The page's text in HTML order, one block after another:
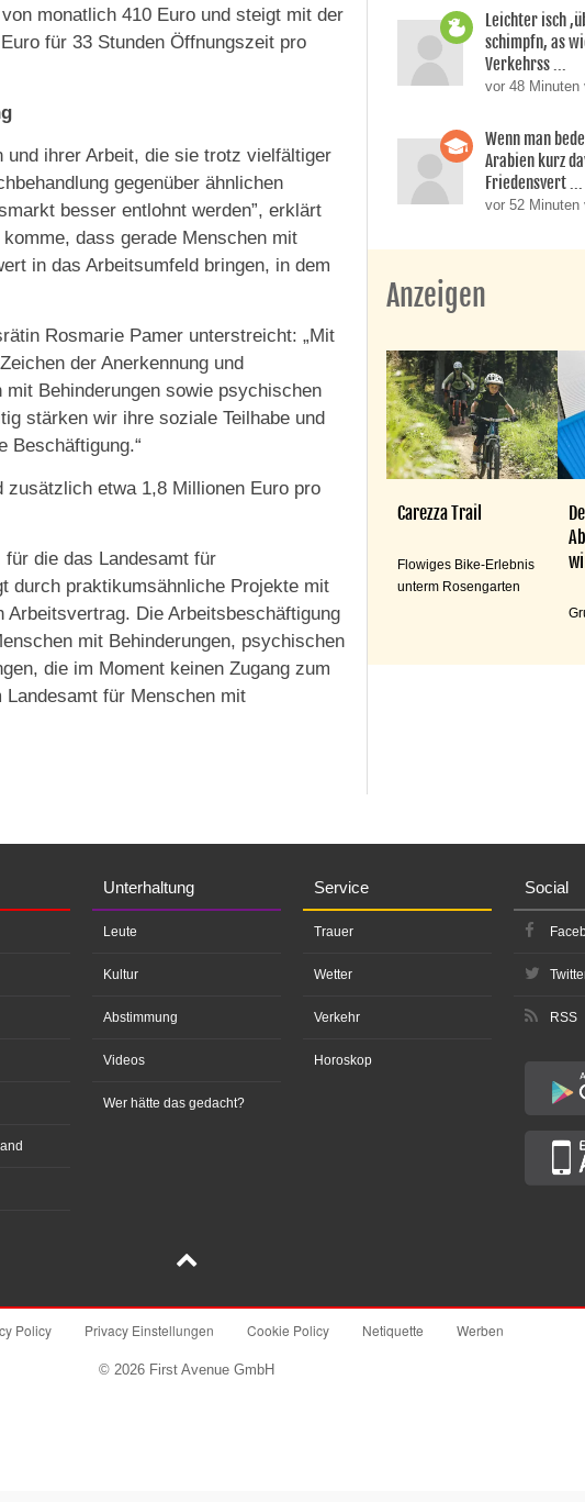
monatlich 410 Euro und steigt mit der
für 33 Stunden Öffnungszeit pro
und ihrer Arbeit, die sie trotz vielfältiger
gegenüber ähnlichen
besser entlohnt werden”, erklärt
dass gerade Menschen mit
in das Arbeitsumfeld bringen, in dem
Rosmarie Pamer unterstreicht: „Mit
der Anerkennung und
Behinderungen sowie psychischen
stärken wir ihre soziale Teilhabe und
Beschäftigung.“
zusätzlich etwa 1,8 Millionen Euro pro
die das Landesamt für
durch praktikumsähnliche Projekte mit
Die Arbeitsbeschäftigung
mit Behinderungen, psychischen
die im Moment keinen Zugang zum
für Menschen mit
Leichter isch
schimpfn, as
Verkehrss ...
vor 48 Minuten
Wenn man
Arabien kurz
Friedensvert ...
vor 52 Minuten
Anzeigen
Carezza Trail
Flowiges Bike-Erlebnis
unterm Rosengarten
Unterhaltung
Leute
Kultur
Abstimmung
Videos
Wer hätte das gedacht?
Service
Trauer
Wetter
Verkehr
Horoskop
Social
RSS
Policy Privacy Einstellungen Cookie Policy Netiquette Werben
© 2026 First Avenue GmbH